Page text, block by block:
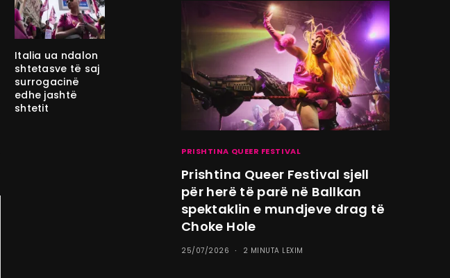
Italia ua ndalon
shtetasve të saj
surrogacinë
edhe jashtë
shtetit
PRISHTINA QUEER FESTIVAL
Prishtina Queer Festival sjell
për herë të parë në Ballkan
spektaklin e mundjeve drag të
Choke Hole
25/07/2026 2 MINUTA LEXIM